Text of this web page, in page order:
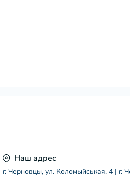
Наш адрес
г. Черновцы, ул. Коломыйськая, 4 | г.